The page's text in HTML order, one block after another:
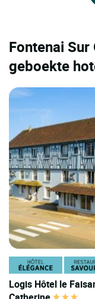
Fontenai Sur
geboekte
Logis Hôtel le